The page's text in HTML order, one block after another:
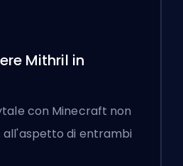
Mithril in
con Minecraft non
all'aspetto di entrambi